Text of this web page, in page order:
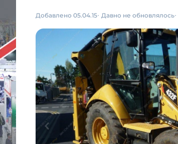
Добавлено 05.04.15 Давно не обновлялось